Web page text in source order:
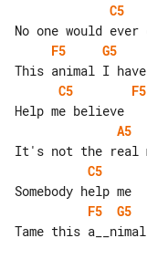
C5
F5
G5
C5
F5
A5
C5
F5
G5
Tame this a__nimal